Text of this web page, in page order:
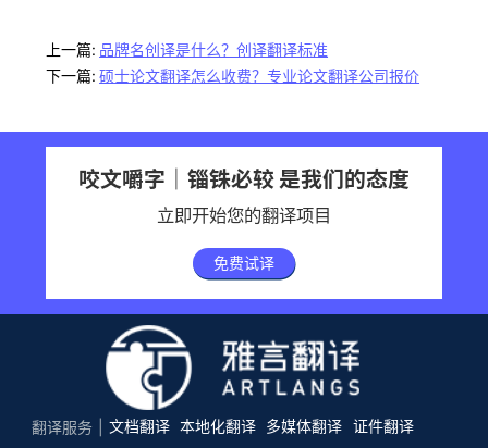
上一篇: 品牌名创译是什么？创译翻译标准
下一篇: 硕士论文翻译怎么收费？专业论文翻译公司报价
咬文嚼字｜锱铢必较 是我们的态度
立即开始您的翻译项目
免费试译
翻译服务 文档翻译 本地化翻译 多媒体翻译 证件翻译